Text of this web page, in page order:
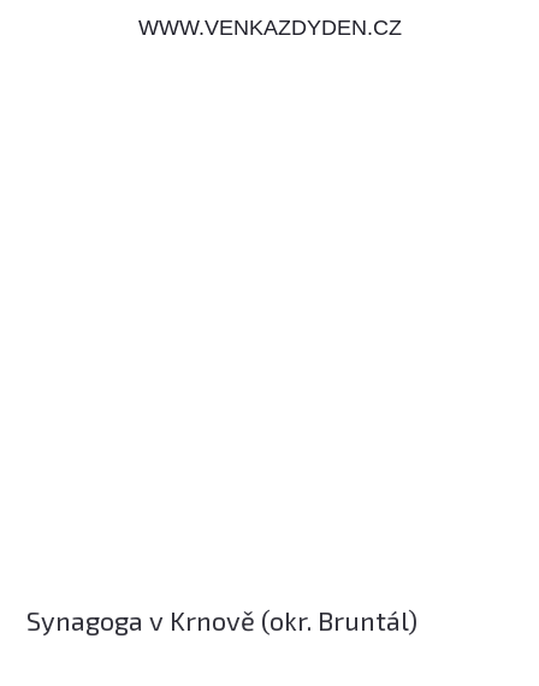
WWW.VENKAZDYDEN.CZ
Synagoga v Krnově (okr. Bruntál)